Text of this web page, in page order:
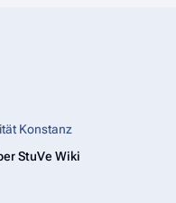
Konstanz
StuVe Wiki